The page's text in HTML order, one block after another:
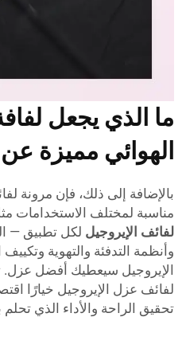
ما الذي يجعل
الهوائي مميزة
بالإضافة إلى ذلك، فإن مرونة
مناسبة لمختلف الاستخدامات
لفائف الإيروجيل لكل تطبيق —
وأنظمة التدفئة والتهوية
الإيروجيل سيعطيك أفضل
لفائف عزل الإيروجيل خيارًا
تحقيق الراحة والأداء الذي تحلم